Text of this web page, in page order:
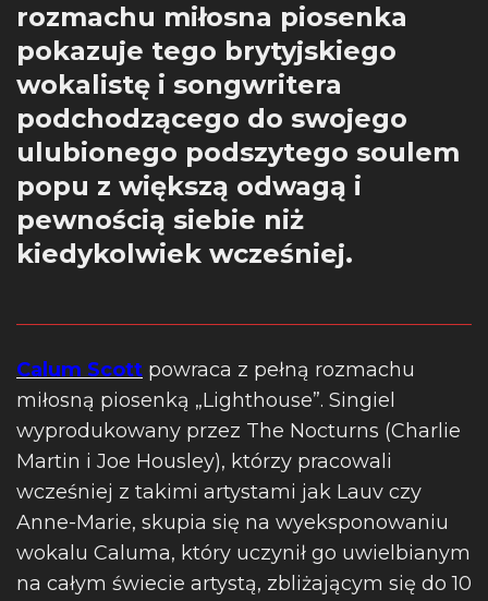
rozmachu miłosna piosenka
pokazuje tego brytyjskiego
wokalistę i songwritera
podchodzącego do swojego
ulubionego podszytego soulem
popu z większą odwagą i
pewnością siebie niż
kiedykolwiek wcześniej.
Calum Scott powraca z pełną rozmachu
miłosną piosenką „Lighthouse”. Singiel
wyprodukowany przez The Nocturns (Charlie
Martin i Joe Housley), którzy pracowali
wcześniej z takimi artystami jak Lauv czy
Anne-Marie, skupia się na wyeksponowaniu
wokalu Caluma, który uczynił go uwielbianym
na całym świecie artystą, zbliżającym się do 10